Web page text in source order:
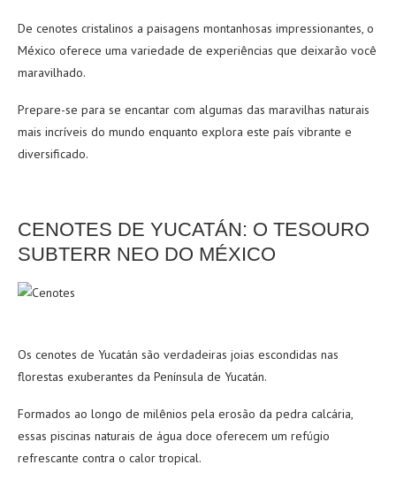
De cenotes cristalinos a paisagens montanhosas impressionantes, o
México oferece uma variedade de experiências que deixarão você
maravilhado.
Prepare-se para se encantar com algumas das maravilhas naturais
mais incríveis do mundo enquanto explora este país vibrante e
diversificado.
CENOTES DE YUCATÁN: O TESOURO
SUBTERR NEO DO MÉXICO
Os cenotes de Yucatán são verdadeiras joias escondidas nas
florestas exuberantes da Península de Yucatán.
Formados ao longo de milênios pela erosão da pedra calcária,
essas piscinas naturais de água doce oferecem um refúgio
refrescante contra o calor tropical.